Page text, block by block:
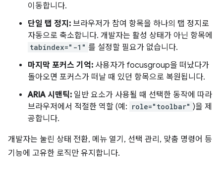
이동합니다.
단일 탭 정지: 브라우저가 참여 항목을 하나의 탭 정지로
자동으로 축소합니다. 개발자는 활성 상태가 아닌 항목에
tabindex="-1" 를 설정할 필요가 없습니다.
마지막 포커스 기억: 사용자가 focusgroup을 떠났다가
돌아오면 포커스가 떠날 때 있던 항목으로 복원됩니다.
ARIA 시맨틱: 일반 요소가 사용될 때 선택한 동작에 따라
브라우저에서 적절한 역할 (예: role="toolbar" )을 제
공합니다.
개발자는 눌린 상태 전환, 메뉴 열기, 선택 관리, 맞춤 명령어 등
기능에 고유한 로직만 유지합니다.